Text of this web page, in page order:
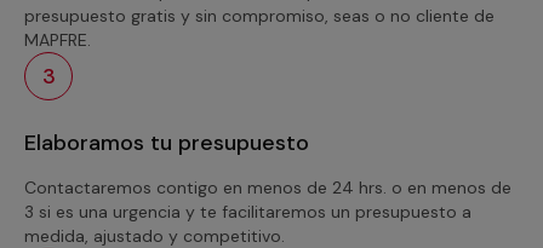
presupuesto gratis y sin compromiso, seas o no cliente de
MAPFRE.
3
Elaboramos tu presupuesto
Contactaremos contigo en menos de 24 hrs. o en menos de
3 si es una urgencia y te facilitaremos un presupuesto a
medida, ajustado y competitivo.